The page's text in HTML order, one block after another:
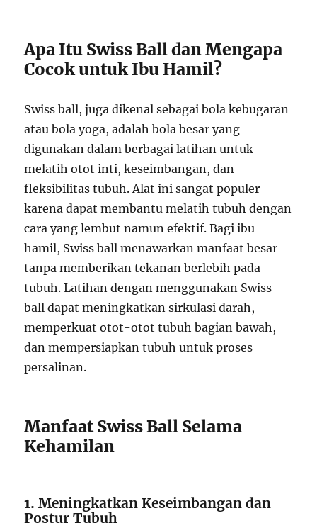
Apa Itu Swiss Ball dan Mengapa
Cocok untuk Ibu Hamil?
Swiss ball, juga dikenal sebagai bola kebugaran
atau bola yoga, adalah bola besar yang
digunakan dalam berbagai latihan untuk
melatih otot inti, keseimbangan, dan
fleksibilitas tubuh. Alat ini sangat populer
karena dapat membantu melatih tubuh dengan
cara yang lembut namun efektif. Bagi ibu
hamil, Swiss ball menawarkan manfaat besar
tanpa memberikan tekanan berlebih pada
tubuh. Latihan dengan menggunakan Swiss
ball dapat meningkatkan sirkulasi darah,
memperkuat otot-otot tubuh bagian bawah,
dan mempersiapkan tubuh untuk proses
persalinan.
Manfaat Swiss Ball Selama
Kehamilan
1.Meningkatkan Keseimbangan dan
Postur Tubuh